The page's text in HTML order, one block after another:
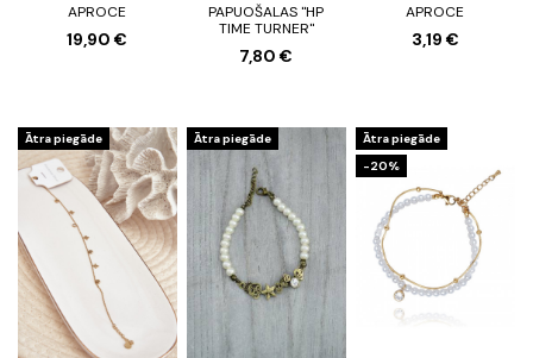
APROCE
19,90 €
PAPUOŠALAS "HP
TIME TURNER"
7,80 €
APROCE
3,19 €
Ātra piegāde Ātra piegāde
Ātra piegāde
-20%